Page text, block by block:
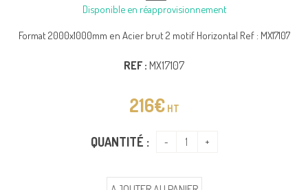
Disponible en réapprovisionnement
Format 2000x1000mm en Acier brut 2 motif Horizontal Ref : MX17107
REF : MX17107
216€ HT
QUANTITÉ :